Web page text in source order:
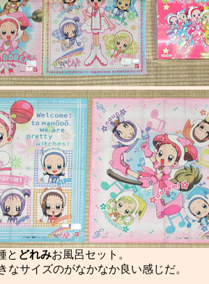
と どれみお風呂セット。
なサイズのがなかなか良い感じだ。